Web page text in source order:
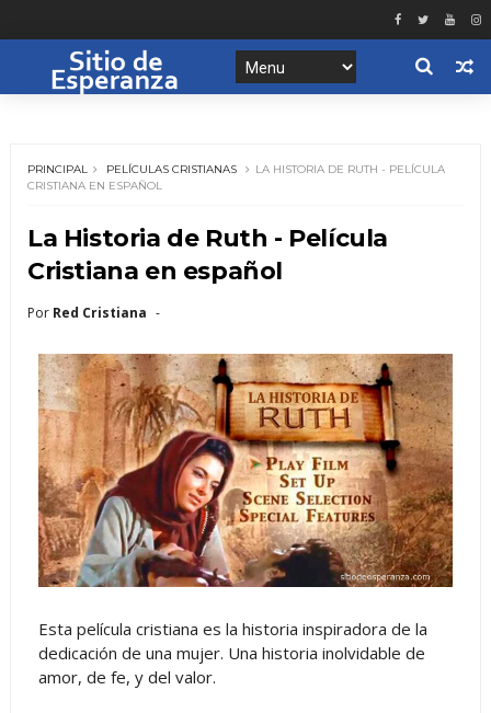
PRINCIPAL PELÍCULAS CRISTIANAS
LA HISTORIA DE RUTH - PELÍCULA
CRISTIANA EN ESPAÑOL
La Historia de Ruth - Película
Cristiana en español
Por Red Cristiana
Esta película cristiana es la historia inspiradora de la
dedicación de una mujer. Una historia inolvidable de
amor, de fe, y del valor.